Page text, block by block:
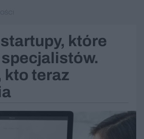
które
kto teraz